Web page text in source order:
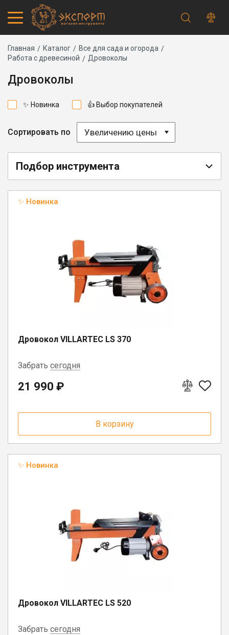
Каталог товаров
Запчасти
Проверить статус заказа
Основная
навигация
Получение и оплата
Обмен и возврат
Сервисный центр
Правила работы
Плановое техническое обслуживание
Строка
навигации
Главная Каталог
Все для сада и огорода
Работа с древесиной
Дровоколы
Дровоколы
✨ Новинка 👍 Выбор покупателей
Сортировать по Увеличению цены
Подбор инструмента
✨ Новинка
Дровокол VILLARTEC LS 370
Забрать сегодня
г. Вологда, ул. Саммера, д. 23
21 990 ₽
В корзину
✨ Новинка
Дровокол VILLARTEC LS 520
Забрать сегодня